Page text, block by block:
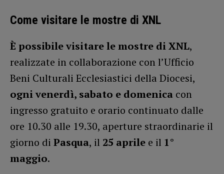
Come visitare le mostre di XNL
È possibile visitare le mostre di XNL,
realizzate in collaborazione con l’Ufficio
Beni Culturali Ecclesiastici della Diocesi,
ogni venerdì, sabato e domenica con
ingresso gratuito e orario continuato dalle
ore 10.30 alle 19.30, aperture straordinarie il
giorno di Pasqua, il 25 aprile e il 1°
maggio.